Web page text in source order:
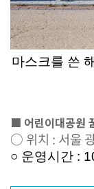
마스크를 쓴
■ 어린이대공원
○ 위치 : 서울
○ 운영시간 :